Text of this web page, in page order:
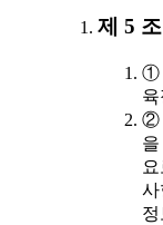
제 5
①
②
사